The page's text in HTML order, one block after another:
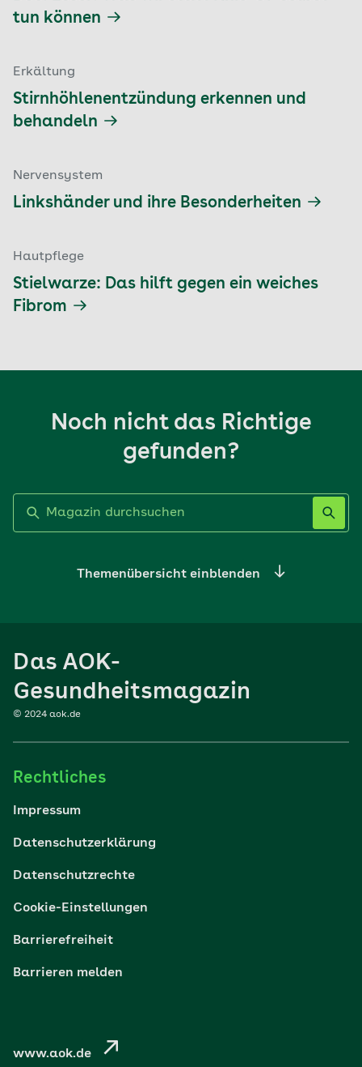
tun können
Erkältung
Stirnhöhlenentzündung erkennen und
behandeln
Nervensystem
Linkshänder und ihre Besonderheiten
Hautpflege
Stielwarze: Das hilft gegen ein weiches
Fibrom
Noch nicht das Richtige
gefunden?
Themenübersicht einblenden
Sport
Reisen
Wohlbefinden
Digital gesund
Das AOK-
Gesundheitsmagazin
© 2024 aok.de
Rechtliches
Impressum
Datenschutzerklärung
Datenschutzrechte
Cookie-Einstellungen
Barrierefreiheit
Barrieren melden
www.aok.de